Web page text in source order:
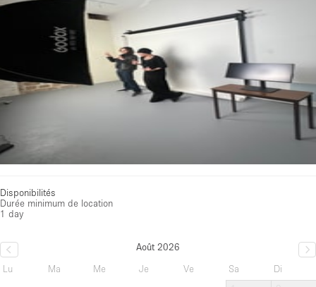
Disponibilités
Durée minimum de location
1 day
Août 2026
Lu
Ma Me Je Ve Sa
Di